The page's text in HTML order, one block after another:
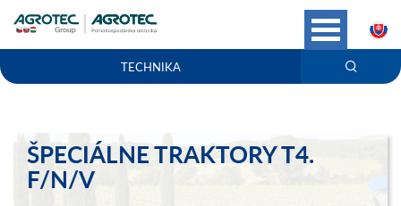
TECHNIKA
ŠPECIÁLNE TRAKTORY T4.
F/N/V